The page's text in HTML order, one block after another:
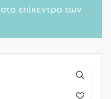
επίκεντρο των